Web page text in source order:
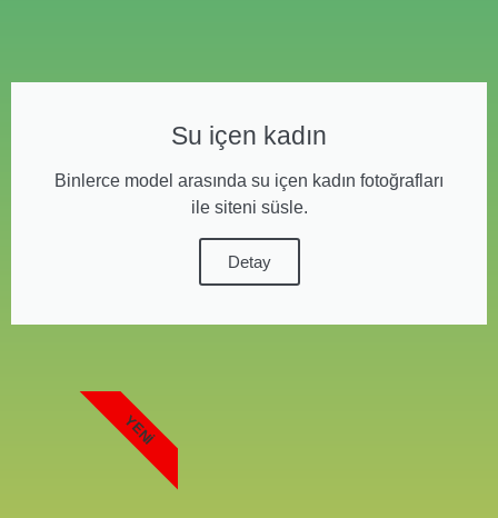
Su içen kadın
Binlerce model arasında su içen kadın fotoğrafları
ile siteni süsle.
Detay
YENI